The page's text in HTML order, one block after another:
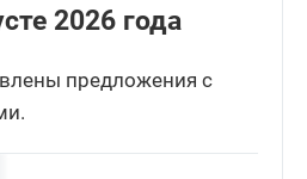
2026 года
предложения с